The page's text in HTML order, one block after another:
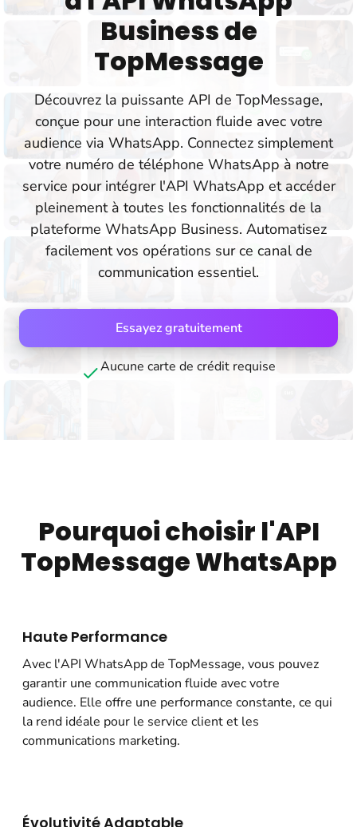
Business de
TopMessage
Découvrez la puissante API de TopMessage,
conçue pour une interaction fluide avec votre
audience via WhatsApp. Connectez simplement
votre numéro de téléphone WhatsApp à notre
service pour intégrer l'API WhatsApp et accéder
pleinement à toutes les fonctionnalités de la
plateforme WhatsApp Business. Automatisez
facilement vos opérations sur ce canal de
communication essentiel.
Essayez gratuitement
Aucune carte de crédit requise
Pourquoi choisir l'API
TopMessage WhatsApp
Haute Performance
Avec l'API WhatsApp de TopMessage, vous pouvez
garantir une communication fluide avec votre
audience. Elle offre une performance constante, ce qui
la rend idéale pour le service client et les
communications marketing.
Évolutivité Adaptable